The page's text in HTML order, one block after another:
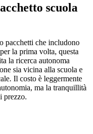
scuola
pacchetti che includono
la prima volta, questa
la ricerca autonoma
sia vicina alla scuola e
Il costo è leggermente
ma la tranquillità
prezzo.